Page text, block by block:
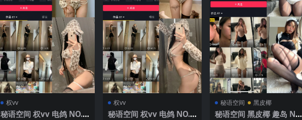
权vv
秘语空间 权vv 电鸽 NO.0
权vv
秘语空间 权vv 电鸽 NO.0
秘语空间 黑皮椰
秘语空间 黑皮椰 趣岛 NO.